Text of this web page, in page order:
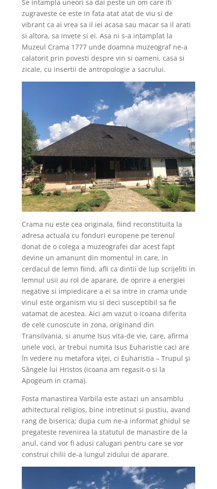
Se intampla uneori sa dai peste un om care iti
zugraveste ce este in fata atat atat de viu si de
vibrant ca ai vrea sa il iei acasa sau macar sa il arati
si altora, sa invete si ei. Asa ni s-a intamplat la
Muzeul Crama 1777 unde doamna muzeograf ne-a
calatorit prin povesti despre vin si oameni, casa si
zicale, cu insertii de antropologie a sacrului.
Crama nu este cea originala, fiind reconstituita la
adresa actuala cu fonduri europene pe terenul
donat de o colega a muzeografei dar acest fapt
devine un amanunt din momentul in care, in
cerdacul de lemn fiind, afli ca dintii de lup scrijeliti in
lemnul usii au rol de aparare, de oprire a energiei
negative si impiedicare a ei sa intre in crama unde
vinul este organism viu si deci susceptibil sa fie
vatamat de acestea. Aici am vazut o icoana diferita
de cele cunoscute in zona, originand din
Transilvania, si anume Isus vita-de vie, care, afirma
unele voci, ar trebui numita Isus Euharistie caci are
în ve­dere nu metafora viţei, ci Eu­ha­ris­tia – Tru­pul şi
Sângele lui Hris­tos (icoana am regasit-o si la
Apogeum in crama).
Fosta manastirea Varbila este astazi un ansamblu
athitectural religios, bine intretinut si pustiu, avand
rang de biserica; dupa cum ne-a informat ghidul se
pregateste revenirea la statutul de manastire de la
anul, cand vor fi adusi calugari pentru care se vor
construi chilii de-a lungul zidului de aparare.